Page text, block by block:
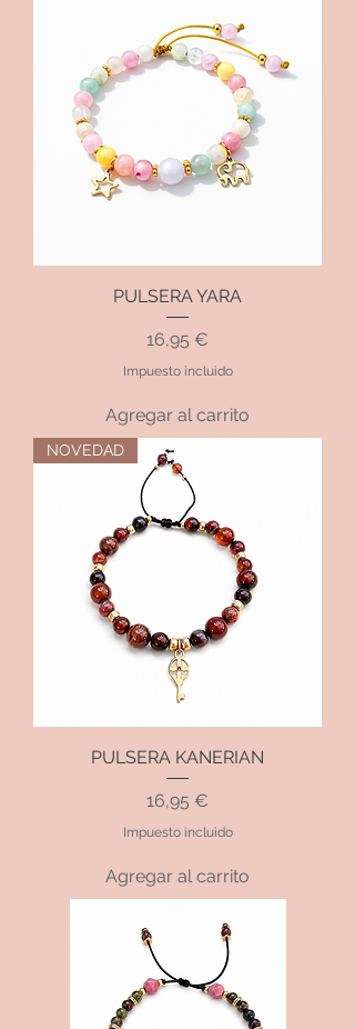
PULSERA YARA
Precio
16,95 €
Impuesto incluido
Agregar al carrito
NOVEDAD
PULSERA KANERIAN
Precio
16,95 €
Impuesto incluido
Agregar al carrito